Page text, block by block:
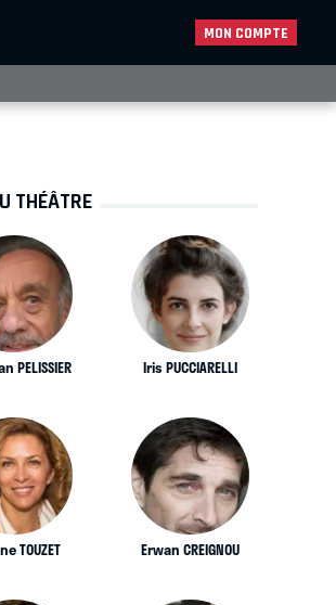
MON COMPTE
THÉÂTRE
PELISSIER Iris PUCCIARELLI
TOUZET Erwan CREIGNOU